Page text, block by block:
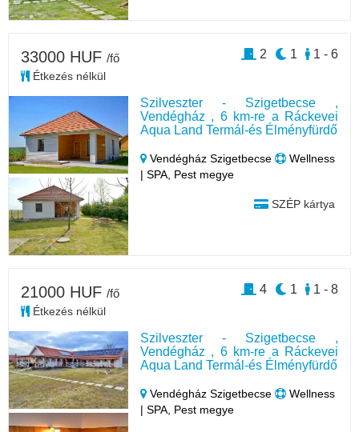
Szilveszter - Szigetbecse ,
Vendégház , 6 km-re a Ráckevei
Aqua Land Termál-és Élményfürdő
Vendégház Szigetbecse
Wellness
| SPA, Pest megye
SZÉP kártya
33000 HUF /fő
Étkezés nélkül
1 - 6
1
2
Szilveszter - Szigetbecse ,
Vendégház , 6 km-re a Ráckevei
Aqua Land Termál-és Élményfürdő
Vendégház Szigetbecse
Wellness
| SPA, Pest megye
21000 HUF /fő
Étkezés nélkül
1 - 8
1
4